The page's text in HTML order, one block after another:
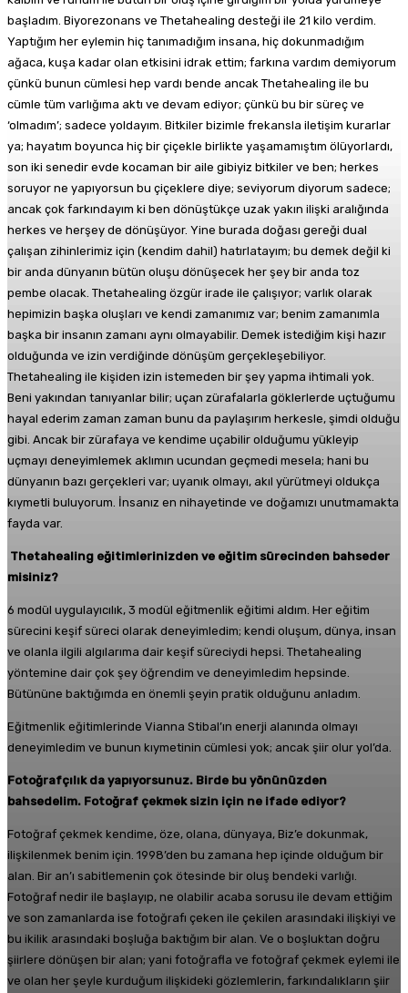
başladım. Biyorezonans ve Thetahealing desteği ile 21 kilo verdim.
Yaptığım her eylemin hiç tanımadığım insana, hiç dokunmadığım
ağaca, kuşa kadar olan etkisini idrak ettim; farkına vardım demiyorum
çünkü bunun cümlesi hep vardı bende ancak Thetahealing ile bu
cümle tüm varlığıma aktı ve devam ediyor; çünkü bu bir süreç ve
‘olmadım’; sadece yoldayım. Bitkiler bizimle frekansla iletişim kurarlar
ya; hayatım boyunca hiç bir çiçekle birlikte yaşamamıştım ölüyorlardı,
son iki senedir evde kocaman bir aile gibiyiz bitkiler ve ben; herkes
soruyor ne yapıyorsun bu çiçeklere diye; seviyorum diyorum sadece;
ancak çok farkındayım ki ben dönüştükçe uzak yakın ilişki aralığında
herkes ve herşey de dönüşüyor. Yine burada doğası gereği dual
çalışan zihinlerimiz için (kendim dahil) hatırlatayım; bu demek değil ki
bir anda dünyanın bütün oluşu dönüşecek her şey bir anda toz
pembe olacak. Thetahealing özgür irade ile çalışıyor; varlık olarak
hepimizin başka oluşları ve kendi zamanımız var; benim zamanımla
başka bir insanın zamanı aynı olmayabilir. Demek istediğim kişi hazır
olduğunda ve izin verdiğinde dönüşüm gerçekleşebiliyor.
Thetahealing ile kişiden izin istemeden bir şey yapma ihtimali yok.
Beni yakından tanıyanlar bilir; uçan zürafalarla göklerlerde uçtuğumu
hayal ederim zaman zaman bunu da paylaşırım herkesle, şimdi olduğu
gibi. Ancak bir zürafaya ve kendime uçabilir olduğumu yükleyip
uçmayı deneyimlemek aklımın ucundan geçmedi mesela; hani bu
dünyanın bazı gerçekleri var; uyanık olmayı, akıl yürütmeyi oldukça
kıymetli buluyorum. İnsanız en nihayetinde ve doğamızı unutmamakta
fayda var.
Thetahealing eğitimlerinizden ve eğitim sürecinden bahseder
misiniz?
6 modül uygulayıcılık, 3 modül eğitmenlik eğitimi aldım. Her eğitim
sürecini keşif süreci olarak deneyimledim; kendi oluşum, dünya, insan
ve olanla ilgili algılarıma dair keşif süreciydi hepsi. Thetahealing
yöntemine dair çok şey öğrendim ve deneyimledim hepsinde.
Bütününe baktığımda en önemli şeyin pratik olduğunu anladım.
Eğitmenlik eğitimlerinde Vianna Stibal’ın enerji alanında olmayı
deneyimledim ve bunun kıymetinin cümlesi yok; ancak şiir olur yol’da.
Fotoğrafçılık da yapıyorsunuz. Birde bu yönünüzden
bahsedelim. Fotoğraf çekmek sizin için ne ifade ediyor?
Fotoğraf çekmek kendime, öze, olana, dünyaya, Biz’e dokunmak,
ilişkilenmek benim için. 1998’den bu zamana hep içinde olduğum bir
alan. Bir an’ı sabitlemenin çok ötesinde bir oluş bendeki varlığı.
Fotoğraf nedir ile başlayıp, ne olabilir acaba sorusu ile devam ettiğim
ve son zamanlarda ise fotoğrafı çeken ile çekilen arasındaki ilişkiyi ve
bu ikilik arasındaki boşluğa baktığım bir alan. Ve o boşluktan doğru
şiirlere dönüşen bir alan; yani fotoğrafla ve fotoğraf çekmek eylemi ile
ve olan her şeyle kurduğum ilişkideki gözlemlerin, farkındalıkların şiir